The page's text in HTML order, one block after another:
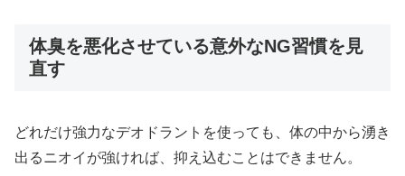
体臭を悪化させている意外なNG習慣を見
直す
どれだけ強力なデオドラントを使っても、体の中から湧き
出るニオイが強ければ、抑え込むことはできません。